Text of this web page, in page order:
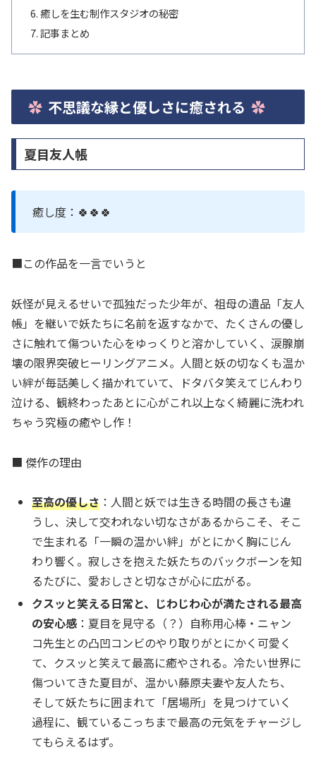
癒しを生む制作スタジオの秘密
記事まとめ
不思議な縁と優しさに癒される
夏目友人帳
癒し度：🍀🍀🍀
■この作品を一言でいうと
妖怪が見えるせいで孤独だった少年が、祖母の遺品「友人
帳」を継いで妖たちに名前を返すなかで、たくさんの優し
さに触れて傷ついた心をゆっくりと溶かしていく、涙腺崩
壊の限界突破ヒーリングアニメ。人間と妖の切なくも温か
い絆が毎話美しく描かれていて、ドタバタ笑えてじんわり
泣ける、観終わったあとに心がこれ以上なく綺麗に洗われ
ちゃう究極の癒やし作！
■ 傑作の理由
至高の優しさ ：人間と妖では生きる時間の長さも違
うし、決して交われない切なさがあるからこそ、そこ
で生まれる「一瞬の温かい絆」がとにかく胸にじん
わり響く。寂しさを抱えた妖たちのバックボーンを知
るたびに、愛おしさと切なさが心に広がる。
クスッと笑える日常と、じわじわ心が満たされる最高
の安心感 ：夏目を見守る（？）自称用心棒・ニャン
コ先生との凸凹コンビのやり取りがとにかく可愛く
て、クスッと笑えて最高に癒やされる。冷たい世界に
傷ついてきた夏目が、温かい藤原夫妻や友人たち、
そして妖たちに囲まれて「居場所」を見つけていく
過程に、観ているこっちまで最高の元気をチャージし
てもらえるはず。